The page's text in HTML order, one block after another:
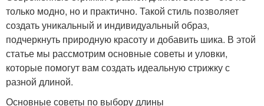
только модно, но и практично. Такой стиль позволяет
создать уникальный и индивидуальный образ,
подчеркнуть природную красоту и добавить шика. В этой
статье мы рассмотрим основные советы и уловки,
которые помогут вам создать идеальную стрижку с
разной длиной.
Основные советы по выбору длины